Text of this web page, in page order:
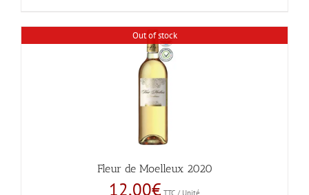
Out of stock
Fleur de Moelleux 2020
12,00€ TTC / Unité